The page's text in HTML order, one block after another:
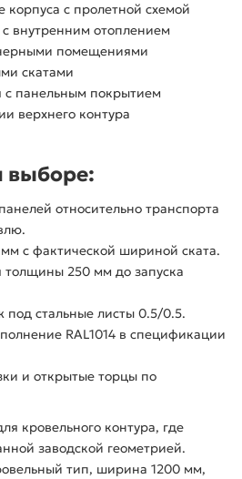
корпуса с пролетной схемой
внутренним отоплением
помещениями
скатами
с панельным покрытием
верхнего контура
выборе:
относительно транспорта
с фактической шириной ската.
толщины 250 мм до запуска
под стальные листы 0.5/0.5.
RAL1014 в спецификации
и открытые торцы по
кровельного контура, где
заводской геометрией.
тип, ширина 1200 мм,